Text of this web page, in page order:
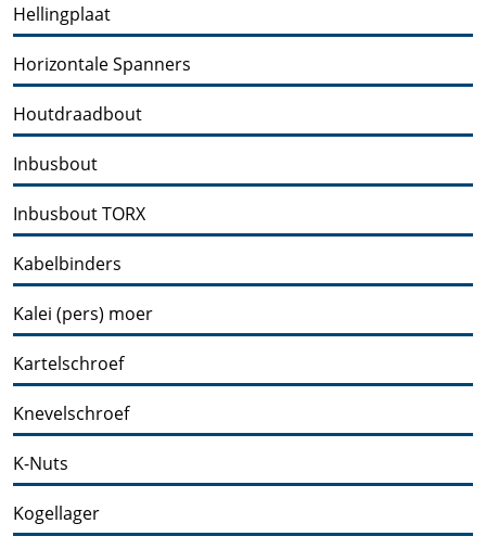
Hellingplaat
Horizontale Spanners
Houtdraadbout
Inbusbout
Inbusbout TORX
Kabelbinders
Kalei (pers) moer
Kartelschroef
Knevelschroef
K-Nuts
Kogellager